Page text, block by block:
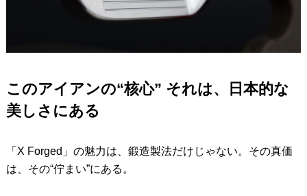
このアイアンの“核心” それは、日本的な
美しさにある
「X Forged」の魅力は、鍛造製法だけじゃない。その真価
は、その“佇まい”にある。